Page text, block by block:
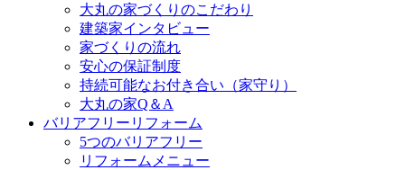
大丸の家づくりのこだわり
建築家インタビュー
家づくりの流れ
安心の保証制度
持続可能なお付き合い（家守り）
大丸の家Q＆A
バリアフリーリフォーム
5つのバリアフリー
リフォームメニュー